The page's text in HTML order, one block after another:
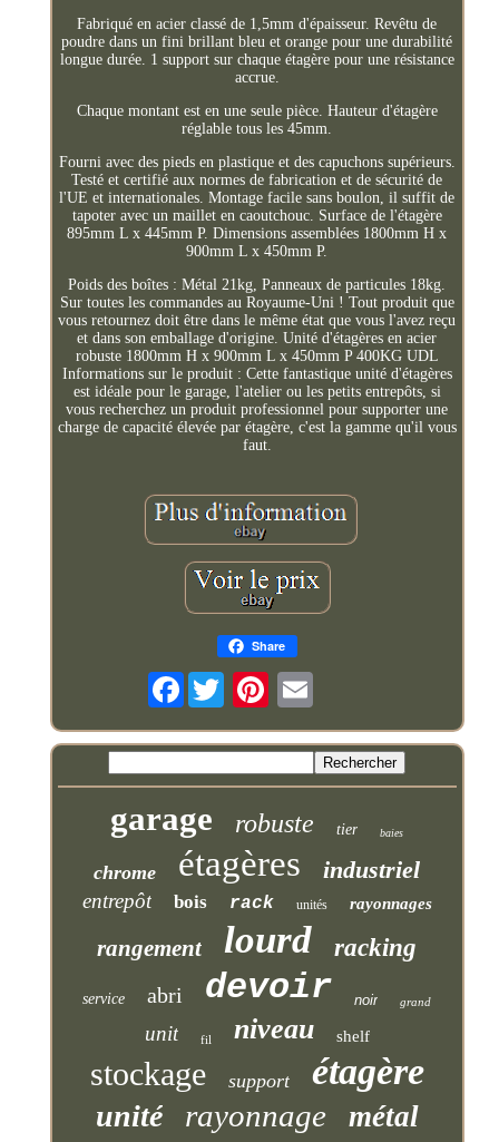
Fabriqué en acier classé de 1,5mm d'épaisseur. Revêtu de
poudre dans un fini brillant bleu et orange pour une durabilité
longue durée. 1 support sur chaque étagère pour une résistance
accrue.
Chaque montant est en une seule pièce. Hauteur d'étagère
réglable tous les 45mm.
Fourni avec des pieds en plastique et des capuchons supérieurs.
Testé et certifié aux normes de fabrication et de sécurité de
l'UE et internationales. Montage facile sans boulon, il suffit de
tapoter avec un maillet en caoutchouc. Surface de l'étagère
895mm L x 445mm P. Dimensions assemblées 1800mm H x
900mm L x 450mm P.
Poids des boîtes : Métal 21kg, Panneaux de particules 18kg.
Sur toutes les commandes au Royaume-Uni ! Tout produit que
vous retournez doit être dans le même état que vous l'avez reçu
et dans son emballage d'origine. Unité d'étagères en acier
robuste 1800mm H x 900mm L x 450mm P 400KG UDL
Informations sur le produit : Cette fantastique unité d'étagères
est idéale pour le garage, l'atelier ou les petits entrepôts, si
vous recherchez un produit professionnel pour supporter une
charge de capacité élevée par étagère, c'est la gamme qu'il vous
faut.
Share
Facebook
garage robuste tier baies
chrome étagères industriel
entrepôt bois rack unités rayonnages
rangement lourd racking
service abri devoir noir grand
unit fil niveau shelf
stockage support étagère
unité rayonnage métal